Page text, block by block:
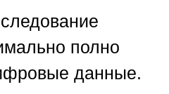
полно
данные.